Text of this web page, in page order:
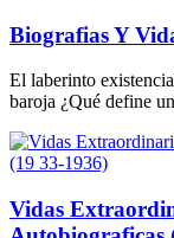
Biografias Y
El laberinto
baroja ¿Qué define
Vidas